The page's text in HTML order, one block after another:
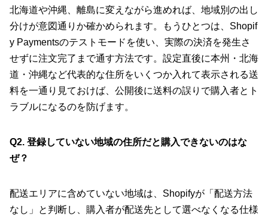
北海道や沖縄、離島に変えながら進めれば、地域別の出し
分けが意図通りか確かめられます。もうひとつは、Shopif
y Paymentsのテストモードを使い、実際の決済を発生さ
せずに注文完了まで通す方法です。設定直後に本州・北海
道・沖縄など代表的な住所をいくつか入れて表示される送
料を一通り見ておけば、公開後に送料の誤りで購入者とト
ラブルになるのを防げます。
Q2. 登録していない地域の住所だと購入できないのはな
ぜ？
配送エリアに含めていない地域は、Shopifyが「配送方法
なし」と判断し、購入者が配送先として選べなくなる仕様